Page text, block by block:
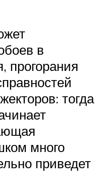
в
прогорания
тогда
много
приведет